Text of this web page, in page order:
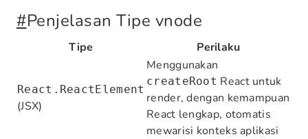
#Penjelasan Tipe vnode
Tipe Perilaku
React.ReactElement
(JSX)
Menggunakan
createRoot React untuk
render, dengan kemampuan
React lengkap, otomatis
mewarisi konteks aplikasi